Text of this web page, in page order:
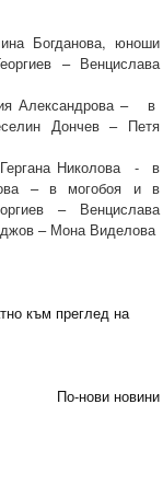
Богданова, юноши
– Венцислава
Александрова – в
Дончев – Петя
Гергана Николова - в
– в могобоя и в
– Венцислава
– Мона Виделова
към преглед на
По-нови новини